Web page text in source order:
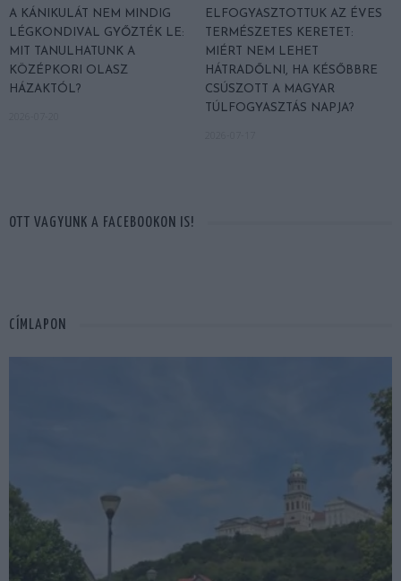
A KÁNIKULÁT NEM MINDIG
LÉGKONDIVAL GYŐZTÉK LE:
MIT TANULHATUNK A
KÖZÉPKORI OLASZ
HÁZAKTÓL?
ELFOGYASZTOTTUK AZ ÉVES
TERMÉSZETES KERETET:
MIÉRT NEM LEHET
HÁTRADŐLNI, HA KÉSŐBBRE
CSÚSZOTT A MAGYAR
TÚLFOGYASZTÁS NAPJA?
OTT VAGYUNK A FACEBOOKON IS!
CÍMLAPON